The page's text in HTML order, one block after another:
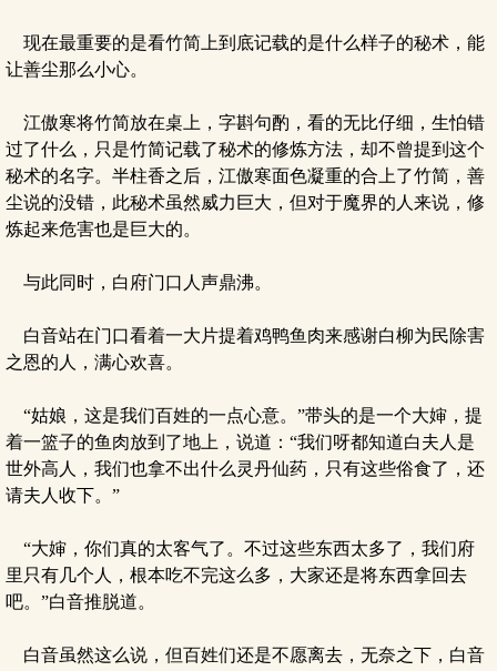
现在最重要的是看竹简上到底记载的是什么样子的秘术，能
让善尘那么小心。
江傲寒将竹简放在桌上，字斟句酌，看的无比仔细，生怕错
过了什么，只是竹简记载了秘术的修炼方法，却不曾提到这个
秘术的名字。半柱香之后，江傲寒面色凝重的合上了竹简，善
尘说的没错，此秘术虽然威力巨大，但对于魔界的人来说，修
炼起来危害也是巨大的。
与此同时，白府门口人声鼎沸。
白音站在门口看着一大片提着鸡鸭鱼肉来感谢白柳为民除害
之恩的人，满心欢喜。
“姑娘，这是我们百姓的一点心意。”带头的是一个大婶，提
着一篮子的鱼肉放到了地上，说道：“我们呀都知道白夫人是
世外高人，我们也拿不出什么灵丹仙药，只有这些俗食了，还
请夫人收下。”
“大婶，你们真的太客气了。不过这些东西太多了，我们府
里只有几个人，根本吃不完这么多，大家还是将东西拿回去
吧。”白音推脱道。
白音虽然这么说，但百姓们还是不愿离去，无奈之下，白音